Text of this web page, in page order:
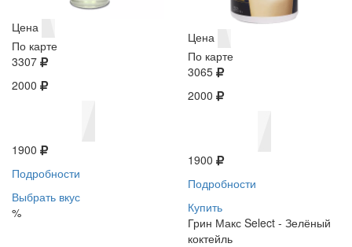
Цена
По карте
3307
2000
1900
Подробности
Выбрать вкус
%
Цена
По карте
3065
2000
1900
Подробности
Купить
Грин Макс Select - Зелёный
коктейль